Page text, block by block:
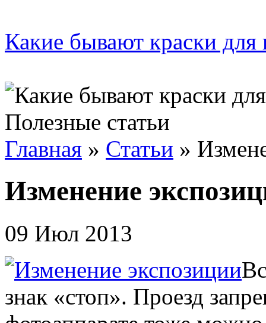
Какие бывают краски для
Полезные статьи
Главная » Статьи »
Изменение
09 Июл 2013
знак «стоп». Проезд